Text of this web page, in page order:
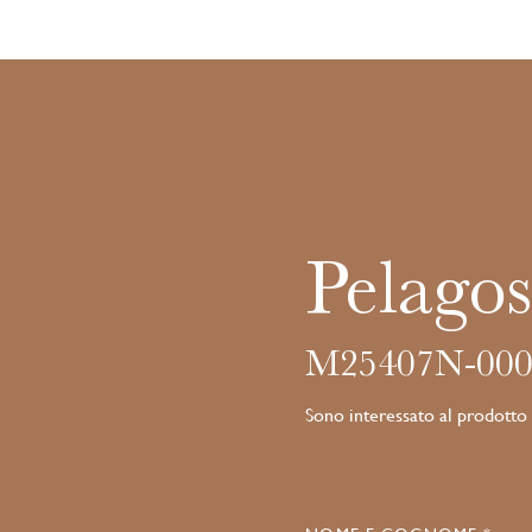
M25407N-
Sono interessato al prodotto